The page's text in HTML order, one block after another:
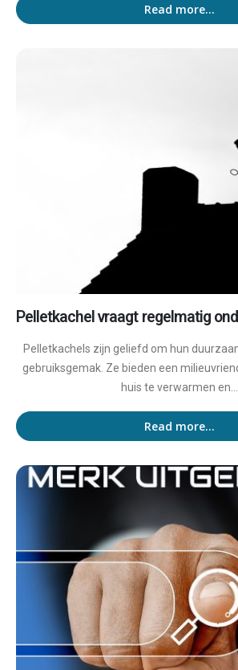
Read more...
Pelletkachel vraagt regelmatig
Pelletkachels zijn geliefd om hun
gebruiksgemak. Ze bieden een
huis te verwarmen en...
Read more...